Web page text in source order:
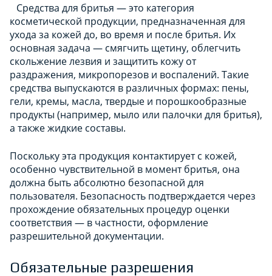
Средства для бритья — это категория
косметической продукции, предназначенная для
ухода за кожей до, во время и после бритья. Их
основная задача — смягчить щетину, облегчить
скольжение лезвия и защитить кожу от
раздражения, микропорезов и воспалений. Такие
средства выпускаются в различных формах: пены,
гели, кремы, масла, твердые и порошкообразные
продукты (например, мыло или палочки для бритья),
а также жидкие составы.
Поскольку эта продукция контактирует с кожей,
особенно чувствительной в момент бритья, она
должна быть абсолютно безопасной для
пользователя. Безопасность подтверждается через
прохождение обязательных процедур оценки
соответствия — в частности, оформление
разрешительной документации.
Обязательные разрешения